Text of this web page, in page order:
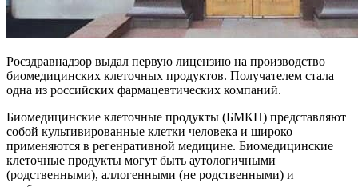
Росздравнадзор выдал первую лицензию на производство
биомедицинских клеточных продуктов. Получателем стала
одна из российских фармацевтических компаний.
Биомедицинские клеточные продукты (БМКП) представляют
собой культивированные клетки человека и широко
применяются в регенративной медицине. Биомедицинские
клеточные продукты могут быть аутологичными
(родственными), аллогенными (не родственными) и